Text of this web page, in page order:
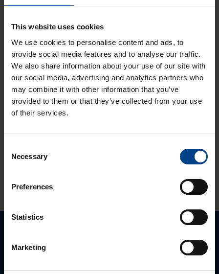
This website uses cookies
We use cookies to personalise content and ads, to
provide social media features and to analyse our traffic.
We also share information about your use of our site with
our social media, advertising and analytics partners who
may combine it with other information that you’ve
provided to them or that they’ve collected from your use
of their services.
Selection
Necessary
Preferences
Statistics
Marketing
Matter – uusi
älykotistandardi
ASENNUSTARVIKKEET
16.10.2025
Lukuaika: 3 min
Uuden sukupolven
domovea Plus